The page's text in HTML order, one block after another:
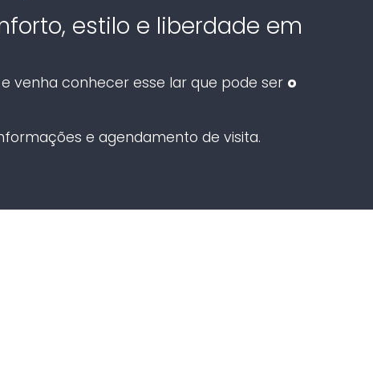
estilo e liberdade em
venha conhecer esse lar que pode ser o
e agendamento de visita.